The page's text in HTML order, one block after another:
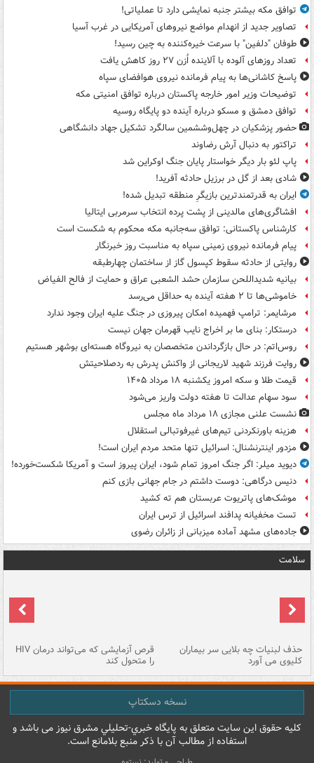
توافق مکه بیشتر جنبه نمایشی دارد تا عملیاتی!
تصاویر جدید از انهدام مواضع نیروهای آمریکایی در غرب آسیا
طوفان "دلفین" با سرعت خیره‌کننده به چین رسید!
تعداد روزهای آلوده با آلاینده اُزن ۲۷ روز کاهش یافت
پاسخ کاشانی‌ها به پیام فرمانده نیروی هوافضای سپاه
توضیحات وزیر امور خارجه پاکستان درباره توافق امنیتی مکه
توافق دمشق و مسکو درباره آینده دو پایگاه روسیه
حضور پزشکیان در چهل‌وششمین سالگرد تشکیل جهاد دانشگاهی
تراکتور به دنبال آرش رضاوند
پاپ لئو بار دیگر خواستار پایان جنگ اوکراین شد
شادی بعد از گل در برزیل حادثه آفرید!
ایران به قدرتمندترین بازیگرِ منطقه تبدیل شده!
افشاگری‌های مالدینی از پشت پرده انتخاب سرمربی ایتالیا
کارشناس پاکستانی: توافق سه‌جانبه مکه محکوم به شکست است
پیام فرمانده نیروی زمینی سپاه به مناسبت روز خبرنگار
روایتی از حادثه سقوط کپسول گاز از ساختمان چهارطبقه
بیانیه شدیداللحن سازمان حشد الشعبی عراق و حمایت از فالح الفیاض
خاموشی‌ها تا ۲ هفته آینده به حداقل می‌رسد
مرشایمر: ترامپ فهمیده امکان پیروزی در جنگ علیه ایران وجود ندارد
درستکار: بنای ما بر اخراج نایب قهرمان جهان نیست
روس‌اتم: در حال بازگرداندن متخصصان به نیروگاه هسته‌ای بوشهر هستیم
روایت فرزند شهید لاریجانی از واکنش پدرش به ردصلاحیتش
قیمت طلا و سکه امروز یکشنبه ۱۸ مرداد ۱۴۰۵
سود سهام عدالت تا هفته دولت واریز می‌شود
نشست علنی مجازی ۱۸ مرداد ماه مجلس
هزینه باورنکردنی تیم‌های غیرفوتبالی استقلال
مزدور اینترنشنال: اسرائیل تنها متحد مردم ایران است!
دیوید میلر: اگر جنگ امروز تمام شود، ایران پیروز است و آمریکا شکست‌خورده!
دنیس درگاهی: دوست داشتم در جام جهانی بازی کنم
موشک‌های پاتریوت عربستان هم ته‌ کشید
تست مخفیانه پدافند اسرائیل از ترس ایران
جاده‌های مشهد آماده میزبانی از زائران رضوی
سلامت
حذف لبنیات چه بلایی سر بیماران
کلیوی می آورد
قرص آزمایشی که می‌تواند درمان HIV
را متحول کند
نسخه دسکتاپ
کليه حقوق اين سايت متعلق به پایگاه خبري-تحليلي مشرق نيوز می باشد و
استفاده از مطالب آن با ذکر منبع بلامانع است.